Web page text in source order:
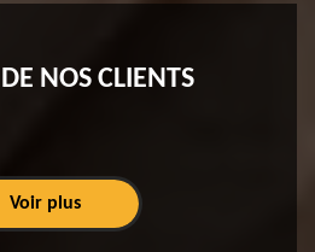
NOS CLIENTS
Voir plus